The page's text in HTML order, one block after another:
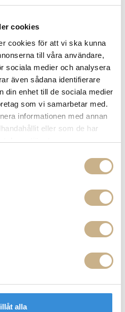
cookies
cookies för att vi ska kunna
till våra användare,
sociala medier och analysera
även sådana identifierare
din enhet till de sociala medier
som vi samarbetar med.
informationen med annan
eller som de har
deras tjänster.
alla
SAND/SILVERKULOR
3.725 kr